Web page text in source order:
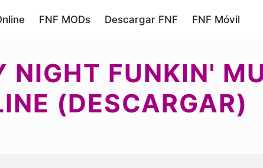
FNF MODs Descargar FNF FNF Móvil
NIGHT FUNKIN'
(DESCARGAR)